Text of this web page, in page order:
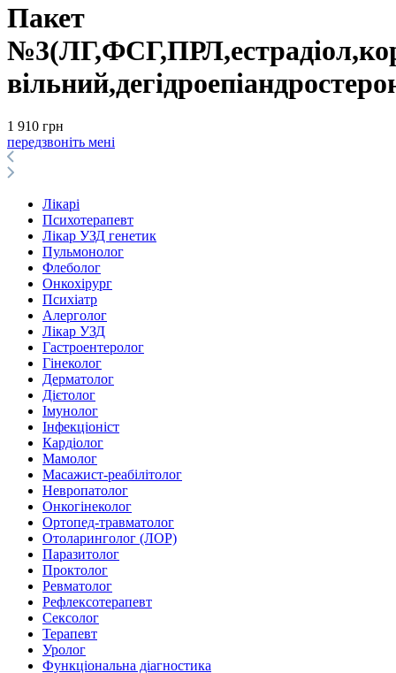
Пакет
1 910 грн
передзвоніть мені
Лікарі
Психотерапевт
Лікар УЗД генетик
Пульмонолог
Флеболог
Онкохірург
Психіатр
Алерголог
Лікар УЗД
Гастроентеролог
Гінеколог
Дерматолог
Дієтолог
Імунолог
Інфекціоніст
Кардіолог
Мамолог
Масажист-реабілітолог
Невропатолог
Онкогінеколог
Ортопед-травматолог
Отоларинголог (ЛОР)
Паразитолог
Проктолог
Ревматолог
Рефлексотерапевт
Сексолог
Терапевт
Уролог
Функціональна діагностика